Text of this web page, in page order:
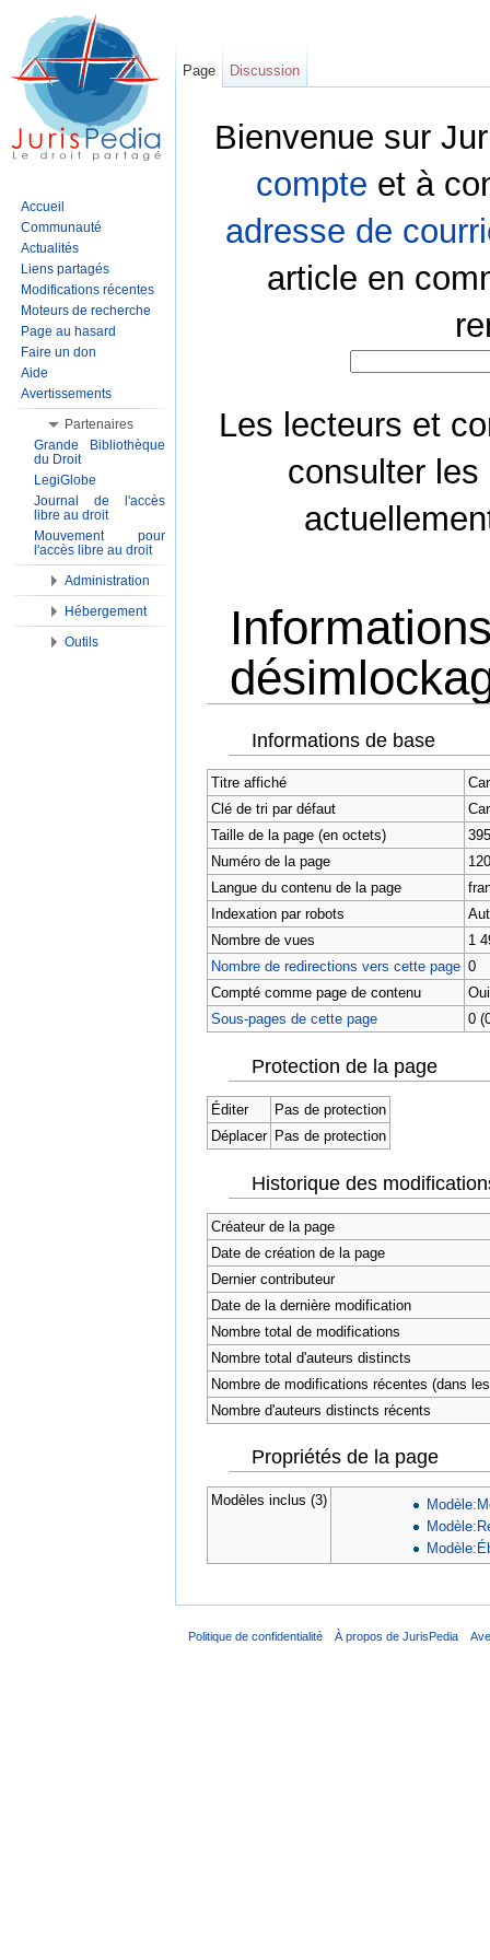
Bienvenue sur
compte et à
adresse de
article en
Les lecteurs et
consulter les
Informations de base
Titre affiché
Clé de tri par défaut
Taille de la page (en octets)
395
Numéro de la page
Langue du contenu de la page
Indexation par robots
Nombre de vues
1
Nombre de redirections vers cette page 0
Compté comme page de contenu
Oui
Sous-pages de cette page
0
Protection de la page
Éditer
Pas de protection
Déplacer
Pas de protection
Historique des
Créateur de la page
Date de création de la page
Dernier contributeur
Date de la dernière modification
Nombre total de modifications
Nombre total d'auteurs distincts
Nombre de modifications récentes (dans
Nombre d'auteurs distincts récents
Propriétés de la page
Modèles inclus (3)
Page Discussion
Accueil
Communauté
Actualités
Liens partagés
Modifications récentes
Moteurs de recherche
Page au hasard
Faire un don
Aide
Avertissements
Partenaires
Grande Bibliothèque
du Droit
LegiGlobe
Journal de l'accès
libre au droit
Mouvement pour
l'accès libre au droit
Administration
Hébergement
Outils
Politique de confidentialité À propos de JurisPedia